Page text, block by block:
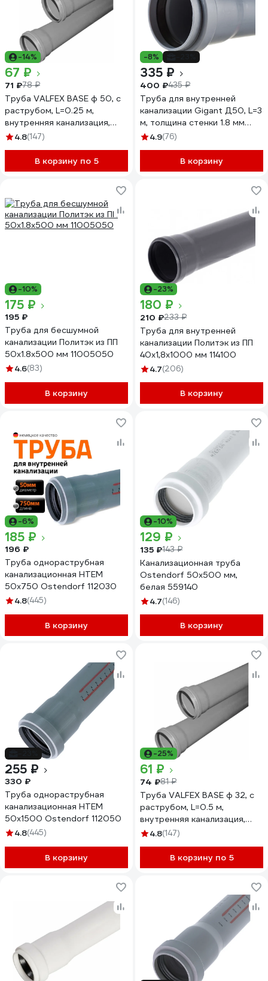
-14%
67 ₽
71 ₽78 ₽
Труба VALFEX BASE ф 50, с
раструбом, L=0.25 м,
внутренняя канализация,
толщина стенки 1.8
4.8(147)
В корзину по 5
-8%
335 ₽
400 ₽435 ₽
Труба для внутренней
канализации Gigant Д50, L=3
м, толщина стенки 1.8 мм
GSG-24
4.9(76)
В корзину
-10%
175 ₽
195 ₽
Труба для бесшумной
канализации Политэк из ПП
50х1.8х500 мм 11005050
4.6(83)
В корзину
-23%
180 ₽
210 ₽233 ₽
Труба для внутренней
канализации Политэк из ПП
40х1,8х1000 мм 114100
4.7(206)
В корзину
-6%
185 ₽
196 ₽
Труба однораструбная
канализационная HTEM
50х750 Ostendorf 112030
4.8(445)
В корзину
-10%
129 ₽
135 ₽143 ₽
Канализационная труба
Ostendorf 50х500 мм,
белая 559140
4.7(146)
В корзину
255 ₽
330 ₽
Труба однораструбная
канализационная HTEM
50х1500 Ostendorf 112050
4.8(445)
В корзину
-25%
61 ₽
74 ₽81 ₽
Труба VALFEX BASE ф 32, с
раструбом, L=0.5 м,
внутренняя канализация,
толщина стенки 1.8
4.8(147)
В корзину по 5